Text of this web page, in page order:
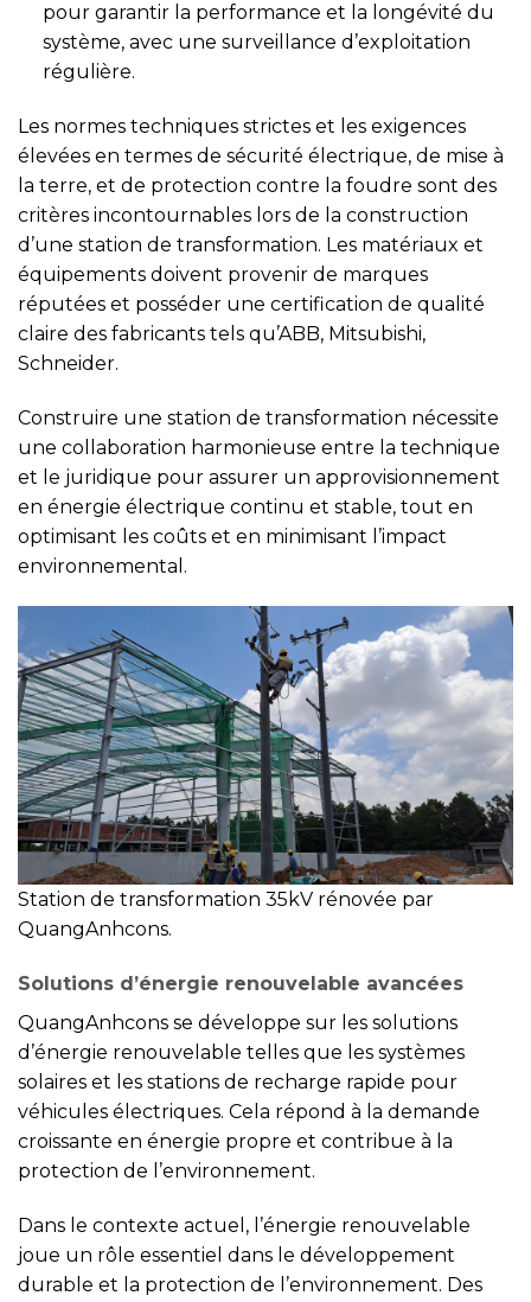
pour garantir la performance et la longévité du
système, avec une surveillance d’exploitation
régulière.
Les normes techniques strictes et les exigences
élevées en termes de sécurité électrique, de mise à
la terre, et de protection contre la foudre sont des
critères incontournables lors de la construction
d’une station de transformation. Les matériaux et
équipements doivent provenir de marques
réputées et posséder une certification de qualité
claire des fabricants tels qu’ABB, Mitsubishi,
Schneider.
Construire une station de transformation nécessite
une collaboration harmonieuse entre la technique
et le juridique pour assurer un approvisionnement
en énergie électrique continu et stable, tout en
optimisant les coûts et en minimisant l’impact
environnemental.
Station de transformation 35kV rénovée par
QuangAnhcons.
Solutions d’énergie renouvelable avancées
QuangAnhcons se développe sur les solutions
d’énergie renouvelable telles que les systèmes
solaires et les stations de recharge rapide pour
véhicules électriques. Cela répond à la demande
croissante en énergie propre et contribue à la
protection de l’environnement.
Dans le contexte actuel, l’énergie renouvelable
joue un rôle essentiel dans le développement
durable et la protection de l’environnement. Des